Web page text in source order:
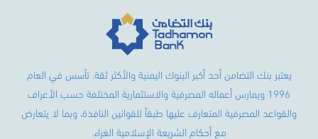
يعتبر بنك التضامن أحد أكبر البنوك اليمنية والأكثر ثقة. تأسس في العام
1996 ويمارس أعماله المصرفية والاستثمارية المختلفة حسب الأعراف
والقواعد المصرفية المتعارف عليها طبقاً للقوانين النافذة، وبما لا يتعارض
مع أحكام الشريعة الإسلامية الغراء.